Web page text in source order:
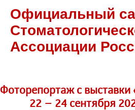
Официальный
Ассоциации
Фоторепортаж c выставки
22 – 24 сентября